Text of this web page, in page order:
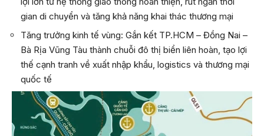
gian di chuyển và tăng khả năng khai thác thương mại
Tăng trưởng kinh tế vùng: Gắn kết TP.HCM – Đồng Nai –
Bà Rịa Vũng Tàu thành chuỗi đô thị biển liên hoàn, tạo lợi
thế cạnh tranh về xuất nhập khẩu, logistics và thương mại
quốc tế